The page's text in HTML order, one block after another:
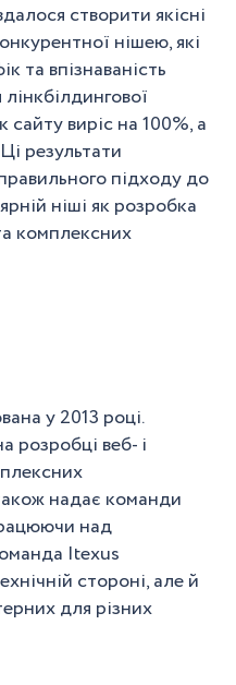
створити якісні
нішею, які
та впізнаваність
сайту виріс на 100%, а
результати
підходу до
ніші як розробка
комплексних
у 2013 році.
розробці веб- і
надає команди
над
Itexus
стороні, але й
для різних